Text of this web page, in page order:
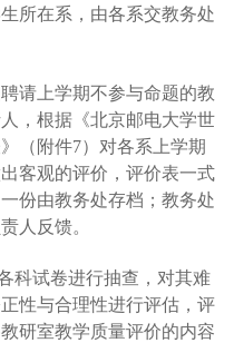
所在系，由各系交教务处
请上学期不参与命题的教
，根据《北京邮电大学世
（附件7）对各系上学期
客观的评价，评价表一式
份由教务处存档；教务处
人反馈。
科试卷进行抽查，对其难
性与合理性进行评估，评
研室教学质量评价的内容